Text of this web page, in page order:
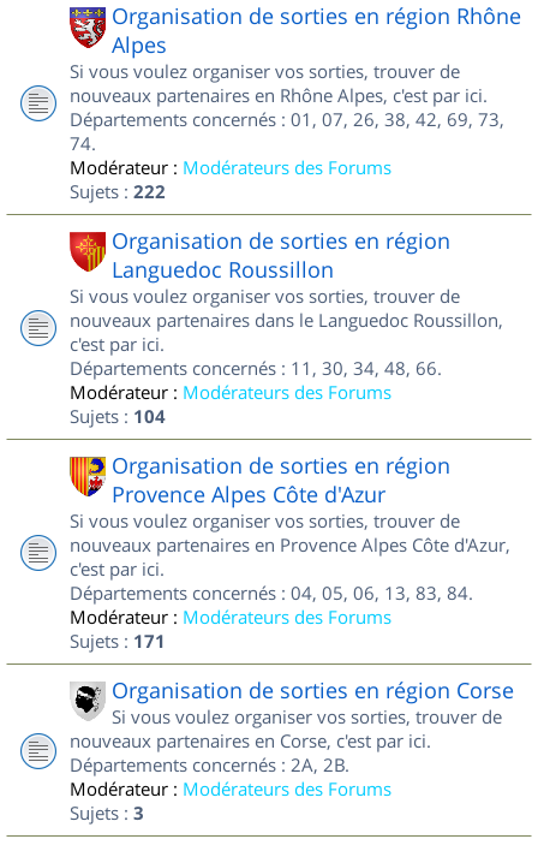
Organisation de sorties en région Rhône
Alpes
Si vous voulez organiser vos sorties, trouver de
nouveaux partenaires en Rhône Alpes, c'est par ici.
Départements concernés : 01, 07, 26, 38, 42, 69, 73,
74.
Modérateur : Modérateurs des Forums
Sujets : 222
Organisation de sorties en région
Languedoc Roussillon
Si vous voulez organiser vos sorties, trouver de
nouveaux partenaires dans le Languedoc Roussillon,
c'est par ici.
Départements concernés : 11, 30, 34, 48, 66.
Modérateur : Modérateurs des Forums
Sujets : 104
Organisation de sorties en région
Provence Alpes Côte d'Azur
Si vous voulez organiser vos sorties, trouver de
nouveaux partenaires en Provence Alpes Côte d'Azur,
c'est par ici.
Départements concernés : 04, 05, 06, 13, 83, 84.
Modérateur : Modérateurs des Forums
Sujets : 171
Organisation de sorties en région Corse
Si vous voulez organiser vos sorties, trouver de
nouveaux partenaires en Corse, c'est par ici.
Départements concernés : 2A, 2B.
Modérateur : Modérateurs des Forums
Sujets : 3